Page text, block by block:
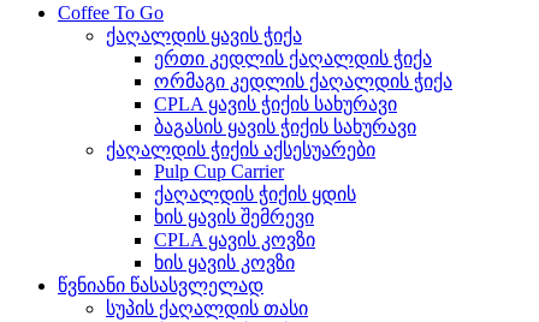
Coffee To Go
ქაღალდის ყავის ჭიქა
ერთი კედლის ქაღალდის ჭიქა
ორმაგი კედლის ქაღალდის ჭიქა
CPLA ყავის ჭიქის სახურავი
ბაგასის ყავის ჭიქის სახურავი
ქაღალდის ჭიქის აქსესუარები
Pulp Cup Carrier
ქაღალდის ჭიქის ყდის
ხის ყავის შემრევი
CPLA ყავის კოვზი
ხის ყავის კოვზი
წვნიანი წასასვლელად
სუპის ქაღალდის თასი